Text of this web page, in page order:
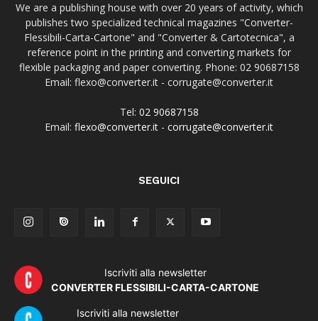
We are a publishing house with over 20 years of activity, which
publishes two specialized technical magazines "Converter-
Flessibili-Carta-Cartone" and "Converter & Cartotecnica", a
reference point in the printing and converting markets for
flexible packaging and paper converting. Phone: 02 90687158
Email: flexo@converter.it - corrugate@converter.it
Tel: 02 90687158
Email: flexo@converter.it - corrugate@converter.it
SEGUICI
Iscriviti alla newsletter
CONVERTER FLESSIBILI-CARTA-CARTONE
Iscriviti alla newsletter